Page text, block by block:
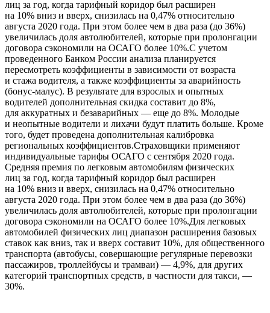
лиц за год, когда тарифный коридор был расширен
на 10% вниз и вверх, снизилась на 0,47% относительно
августа 2020 года. При этом более чем в два раза (до 36%)
увеличилась доля автолюбителей, которые при пролонгации
договора сэкономили на ОСАГО более 10%.С учетом
проведенного Банком России анализа планируется
пересмотреть коэффициенты в зависимости от возраста
и стажа водителя, а также коэффициенты за аварийность
(бонус-малус). В результате для взрослых и опытных
водителей дополнительная скидка составит до 8%,
для аккуратных и безаварийных — еще до 8%. Молодые
и неопытные водители и лихачи будут платить больше. Кроме
того, будет проведена дополнительная калибровка
региональных коэффициентов.Страховщики применяют
индивидуальные тарифы ОСАГО с сентября 2020 года.
Средняя премия по легковым автомобилям физических
лиц за год, когда тарифный коридор был расширен
на 10% вниз и вверх, снизилась на 0,47% относительно
августа 2020 года. При этом более чем в два раза (до 36%)
увеличилась доля автолюбителей, которые при пролонгации
договора сэкономили на ОСАГО более 10%.Для легковых
автомобилей физических лиц диапазон расширения базовых
ставок как вниз, так и вверх составит 10%, для общественного
транспорта (автобусы, совершающие регулярные перевозки
пассажиров, троллейбусы и трамваи) — 4,9%, для других
категорий транспортных средств, в частности для такси, —
30%.